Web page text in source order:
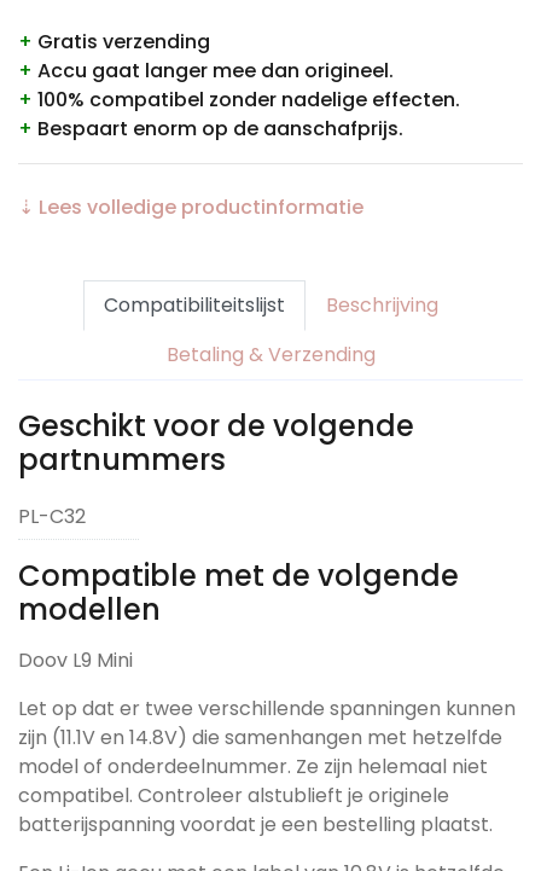
+ Gratis verzending
+ Accu gaat langer mee dan origineel.
+ 100% compatibel zonder nadelige effecten.
+ Bespaart enorm op de aanschafprijs.
⇣ Lees volledige productinformatie
Compatibiliteitslijst
Beschrijving
Betaling & Verzending
Geschikt voor de volgende
partnummers
PL-C32
Compatible met de volgende
modellen
Doov L9 Mini
Let op dat er twee verschillende spanningen kunnen
zijn (11.1V en 14.8V) die samenhangen met hetzelfde
model of onderdeelnummer. Ze zijn helemaal niet
compatibel. Controleer alstublieft je originele
batterijspanning voordat je een bestelling plaatst.